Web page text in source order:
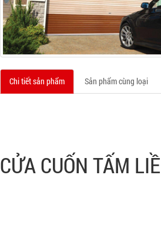
Chi tiết sản phẩm Sản phẩm cùng loại
CỬA CUỐN TẤM